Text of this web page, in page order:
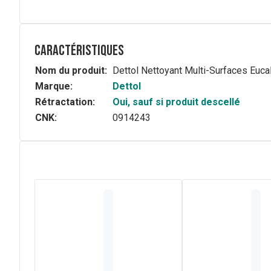
Caractéristiques
Nom du produit: Dettol Nettoyant Multi-Surfaces
Marque:
Dettol
Rétractation:
Oui, sauf si produit descellé
CNK:
0914243